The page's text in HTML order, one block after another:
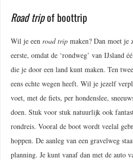
Road tripof boottrip
Wil je een road trip maken? Dan moet je
eerste, omdat de ‘rondweg’ van IJsland
die je door een land kunt maken. Ten
eens echte wegen heeft. Wil je jezelf
voet, met de fiets, per hondenslee,
doen. Stuk voor stuk natuurlijk ook
rondreis. Vooral de boot wordt veelal
hoppen. De aanleg van een gravelweg
planning. Je kunt vanaf dan met de auto